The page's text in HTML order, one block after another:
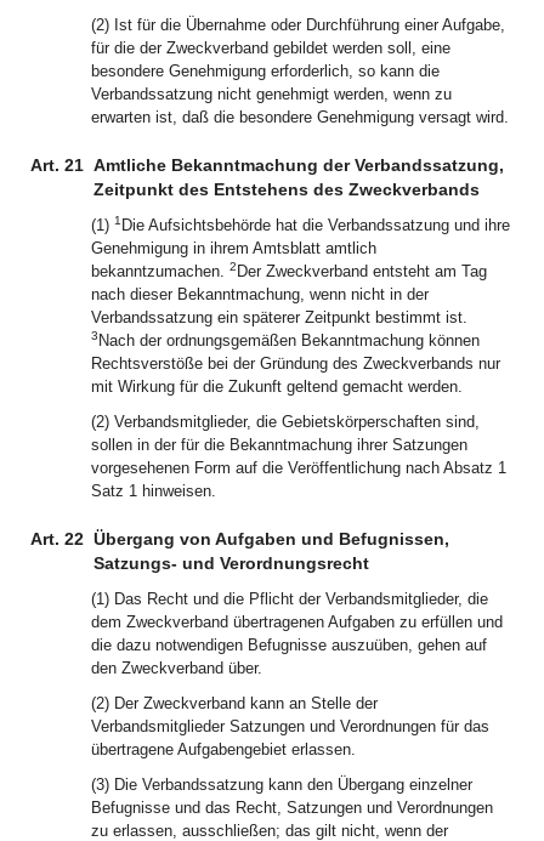
(2) Ist für die Übernahme oder Durchführung einer Aufgabe,
für die der Zweckverband gebildet werden soll, eine
besondere Genehmigung erforderlich, so kann die
Verbandssatzung nicht genehmigt werden, wenn zu
erwarten ist, daß die besondere Genehmigung versagt wird.
Art. 21 Amtliche Bekanntmachung der Verbandssatzung,
Zeitpunkt des Entstehens des Zweckverbands
(1) 1 Die Aufsichtsbehörde hat die Verbandssatzung und ihre
Genehmigung in ihrem Amtsblatt amtlich
bekanntzumachen. 2 Der Zweckverband entsteht am Tag
nach dieser Bekanntmachung, wenn nicht in der
Verbandssatzung ein späterer Zeitpunkt bestimmt ist.
3 Nach der ordnungsgemäßen Bekanntmachung können
Rechtsverstöße bei der Gründung des Zweckverbands nur
mit Wirkung für die Zukunft geltend gemacht werden.
(2) Verbandsmitglieder, die Gebietskörperschaften sind,
sollen in der für die Bekanntmachung ihrer Satzungen
vorgesehenen Form auf die Veröffentlichung nach Absatz 1
Satz 1 hinweisen.
Art. 22 Übergang von Aufgaben und Befugnissen,
Satzungs- und Verordnungsrecht
(1) Das Recht und die Pflicht der Verbandsmitglieder, die
dem Zweckverband übertragenen Aufgaben zu erfüllen und
die dazu notwendigen Befugnisse auszuüben, gehen auf
den Zweckverband über.
(2) Der Zweckverband kann an Stelle der
Verbandsmitglieder Satzungen und Verordnungen für das
übertragene Aufgabengebiet erlassen.
(3) Die Verbandssatzung kann den Übergang einzelner
Befugnisse und das Recht, Satzungen und Verordnungen
zu erlassen, ausschließen; das gilt nicht, wenn der